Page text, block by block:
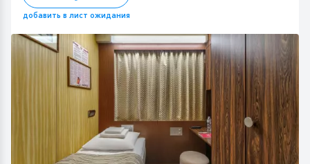
добавить в лист ожидания